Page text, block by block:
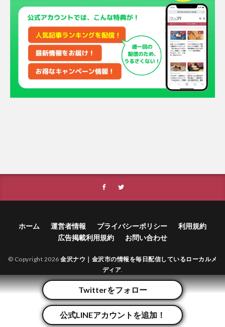
Twitterをフォロー
公式LINEアカウントを追加！
ホーム 運営者情報 プライバシーポリシー
利用規約
広告掲載利用規約
お問い合わせ
© Copyright 2026 金沢ナウ｜金沢市の情報を毎日配信しているローカルメ
ディア